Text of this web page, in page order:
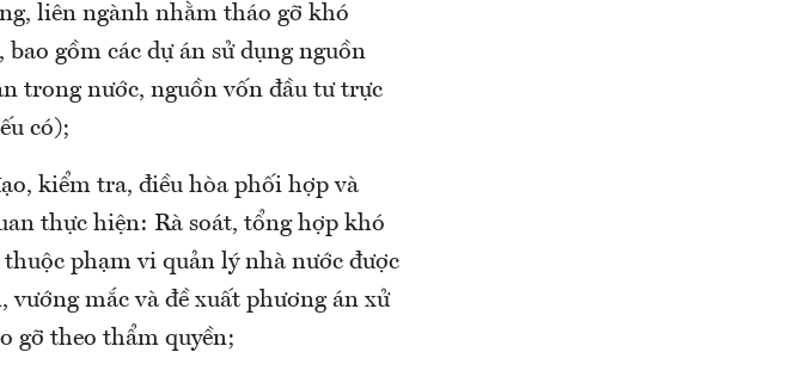
liên ngành nhằm tháo gỡ khó
gồm các dự án sử dụng nguồn
trong nước, nguồn vốn đầu tư trực
có);
kiểm tra, điều hòa phối hợp và
thực hiện: Rà soát, tổng hợp khó
phạm vi quản lý nhà nước được
mắc và đề xuất phương án xử
gỡ theo thẩm quyền;